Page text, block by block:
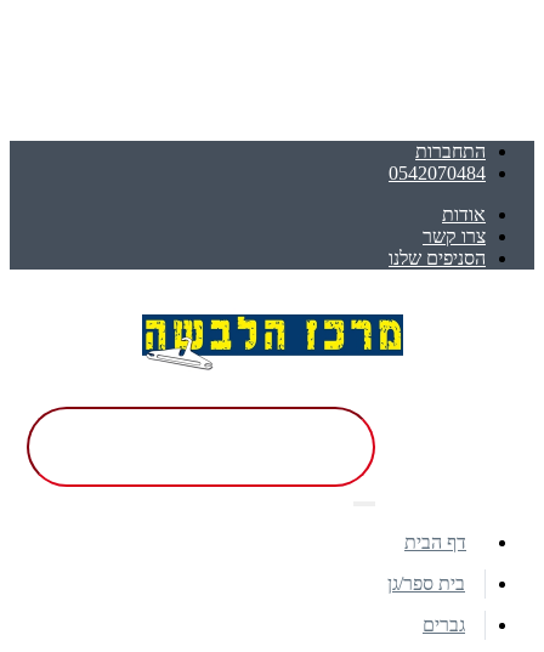
התחברות
0542070484
אודות
צרו קשר
הסניפים שלנו
דף הבית
בית ספר/גן
גברים